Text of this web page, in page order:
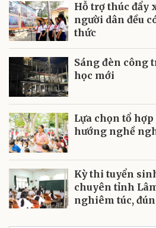
Hỗ trợ thúc đẩy
người dân đều
thức
Sáng đèn công
học mới
Lựa chọn tổ
hướng nghề
Kỳ thi tuyển
chuyên tỉnh
nghiêm túc,